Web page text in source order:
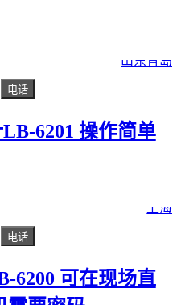
山东青岛
电话
6201 操作简单
上海
电话
6200 可在现场直